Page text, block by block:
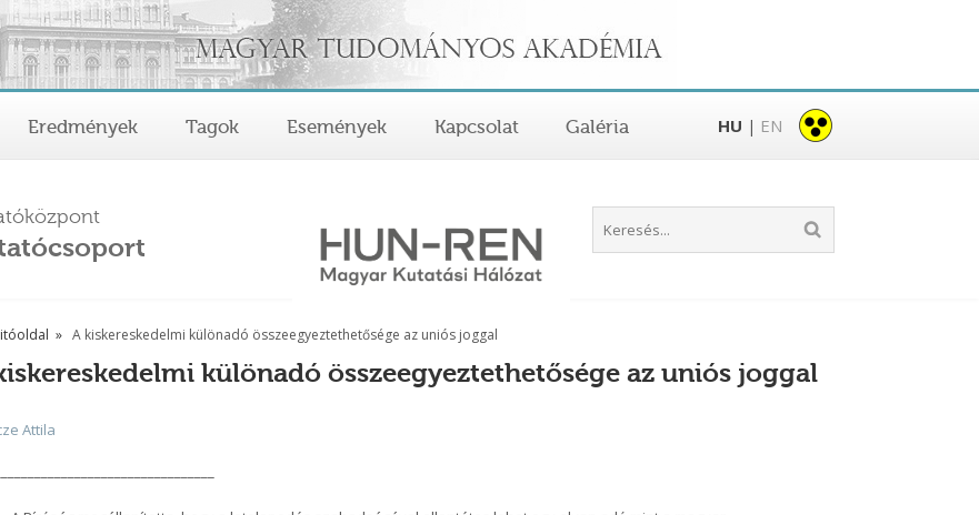
Eredmények Tagok Események Kapcsolat Galéria HU | EN
A kiskereskedelmi különadó összeegyeztethetősége az uniós joggal
különadó összeegyeztethetősége az uniós joggal
Attila